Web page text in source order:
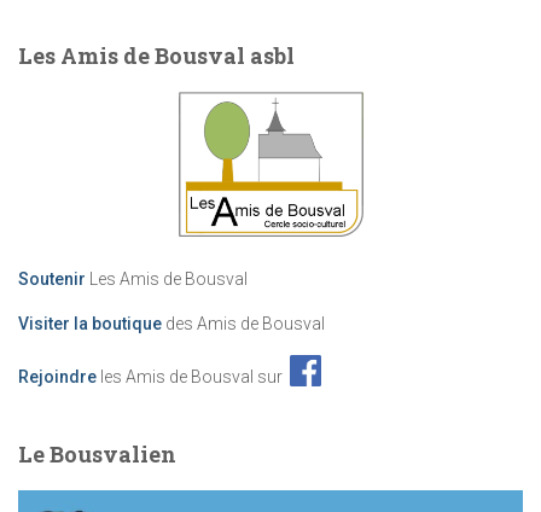
Les Amis de Bousval asbl
Soutenir Les Amis de Bousval
Visiter la boutique des Amis de Bousval
Rejoindre les Amis de Bousval sur
Le Bousvalien